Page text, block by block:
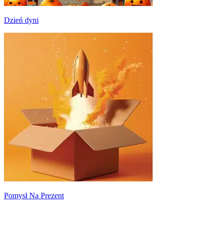
Dzień dyni
Pomysł Na Prezent